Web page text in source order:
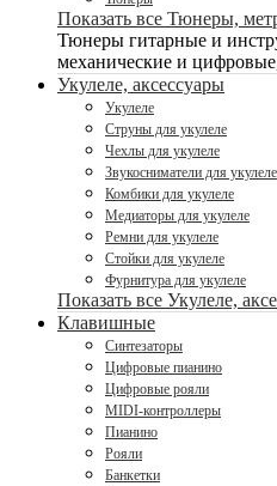
Показать все Тюнеры,
Тюнеры гитарные и
механические и
Укулеле, аксессуары
Укулеле
Струны для укулеле
Чехлы для укулеле
Звукосниматели для укулеле
Комбики для укулеле
Медиаторы для укулеле
Ремни для укулеле
Стойки для укулеле
Фурнитура для укулеле
Показать все Укулеле,
Клавишные
Синтезаторы
Цифровые пианино
Цифровые рояли
MIDI-контроллеры
Пианино
Рояли
Банкетки